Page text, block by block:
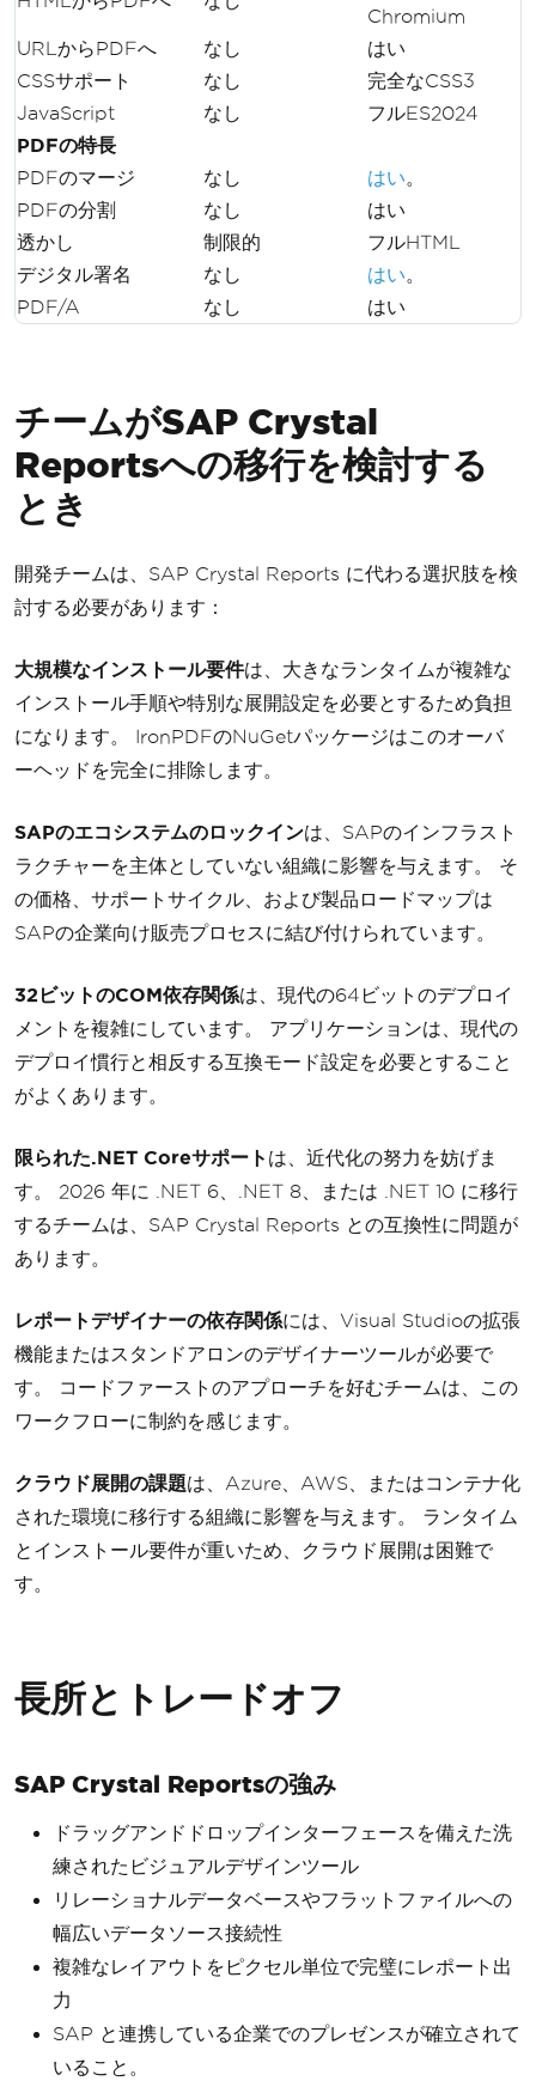
Chromium
URLからPDFへ
なし
はい
CSSサポート
なし
完全なCSS3
JavaScript
なし
フルES2024
PDFの特長
PDFのマージ
なし はい。
PDFの分割
なし
はい
透かし
制限的
フルHTML
デジタル署名
なし はい。
PDF/A
なし はい
チームがSAP Crystal
Reportsへの移行を検討する
とき
開発チームは、SAP Crystal Reports に代わる選択肢を検
討する必要があります：
大規模なインストール要件は、大きなランタイムが複雑な
インストール手順や特別な展開設定を必要とするため負担
になります。 IronPDFのNuGetパッケージはこのオーバ
ーヘッドを完全に排除します。
SAPのエコシステムのロックインは、SAPのインフラスト
ラクチャーを主体としていない組織に影響を与えます。 そ
の価格、サポートサイクル、および製品ロードマップは
SAPの企業向け販売プロセスに結び付けられています。
32ビットのCOM依存関係は、現代の64ビットのデプロイ
メントを複雑にしています。 アプリケーションは、現代の
デプロイ慣行と相反する互換モード設定を必要とすること
がよくあります。
限られた.NET Coreサポート は、近代化の努力を妨げま
す。 2026 年に .NET 6、.NET 8、または .NET 10 に移行
するチームは、SAP Crystal Reports との互換性に問題が
あります。
レポートデザイナーの依存関係には、Visual Studioの拡張
機能またはスタンドアロンのデザイナーツールが必要で
す。 コードファーストのアプローチを好むチームは、この
ワークフローに制約を感じます。
クラウド展開の課題は、Azure、AWS、またはコンテナ化
された環境に移行する組織に影響を与えます。 ランタイム
とインストール要件が重いため、クラウド展開は困難で
す。
長所とトレードオフ
SAP Crystal Reportsの強み
ドラッグアンドドロップインターフェースを備えた洗
練されたビジュアルデザインツール
リレーショナルデータベースやフラットファイルへの
幅広いデータソース接続性
複雑なレイアウトをピクセル単位で完璧にレポート出
力
SAP と連携している企業でのプレゼンスが確立されて
いること。